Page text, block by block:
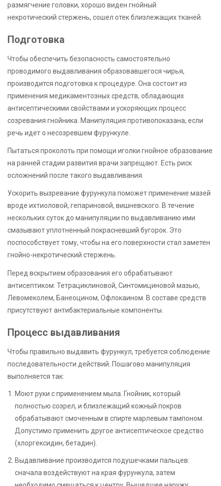
размягчение головки, хорошо виден гнойный
некротический стержень, сошел отек близлежащих тканей.
Подготовка
Чтобы обеспечить безопасность самостоятельно
проводимого выдавливания образовавшегося чирья,
производится подготовка к процедуре. Она состоит из
применения медикаментозных средств, обладающих
антисептическими свойствами и ускоряющих процесс
созревания гнойника. Манипуляция противопоказана, если
речь идет о несозревшем фурункуле.
Пытаться проколоть при помощи иголки гнойное образование
на ранней стадии развития врачи запрещают. Есть риск
осложнений после такого выдавливания.
Ускорить вызревание фурункула поможет применение мазей
вроде ихтиоловой, гепариновой, вишневского. В течение
нескольких суток до манипуляции по выдавливанию ими
смазывают уплотненный покрасневший бугорок. Это
поспособствует тому, чтобы на его поверхности стал заметен
гнойно-некротический стержень.
Перед вскрытием образования его обрабатывают
антисептиком: Тетрациклиновой, Синтомициновой мазью,
Левомеколем, Банеоцином, Офлокаином. В составе средств
присутствуют антибактериальные компоненты.
Процесс выдавливания
Чтобы правильно выдавить фурункул, требуется соблюдение
последовательности действий. Пошагово манипуляция
выполняется так:
Моют руки с применением мыла. Гнойник, который
полностью созрел, и близлежащий кожный покров
обрабатывают смоченным в спирте марлевым тампоном.
Допустимо применить другое антисептическое средство
(хлоргексидин, бетадин).
Выдавливание производится подушечками пальцев:
сначала воздействуют на края фурункула, затем